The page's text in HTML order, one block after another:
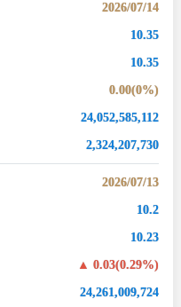
2026/07/14
10.35
10.35
0.00(0%)
24,052,585,112
2,324,207,730
2026/07/13
10.2
10.23
0.03(0.29%)
24,261,009,724